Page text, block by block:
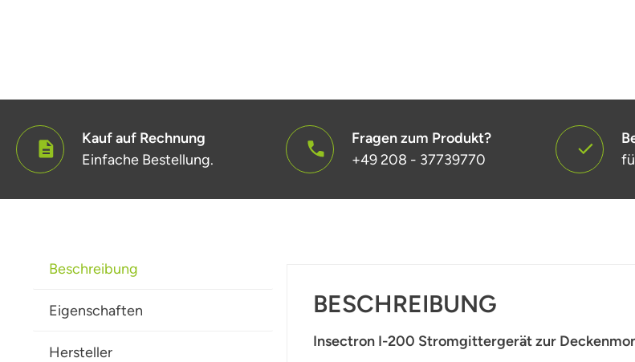
Kauf auf Rechnung
Einfache Bestellung.
Fragen zum Produkt?
+49 208 - 37739770
Beschreibung
Eigenschaften
Hersteller
BESCHREIBUNG
Insectron I-200 Stromgittergerät zur